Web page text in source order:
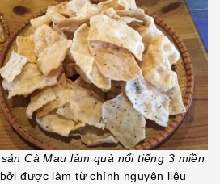
Cà Mau làm quà nổi tiếng 3 miền
được làm từ chính nguyên liệu